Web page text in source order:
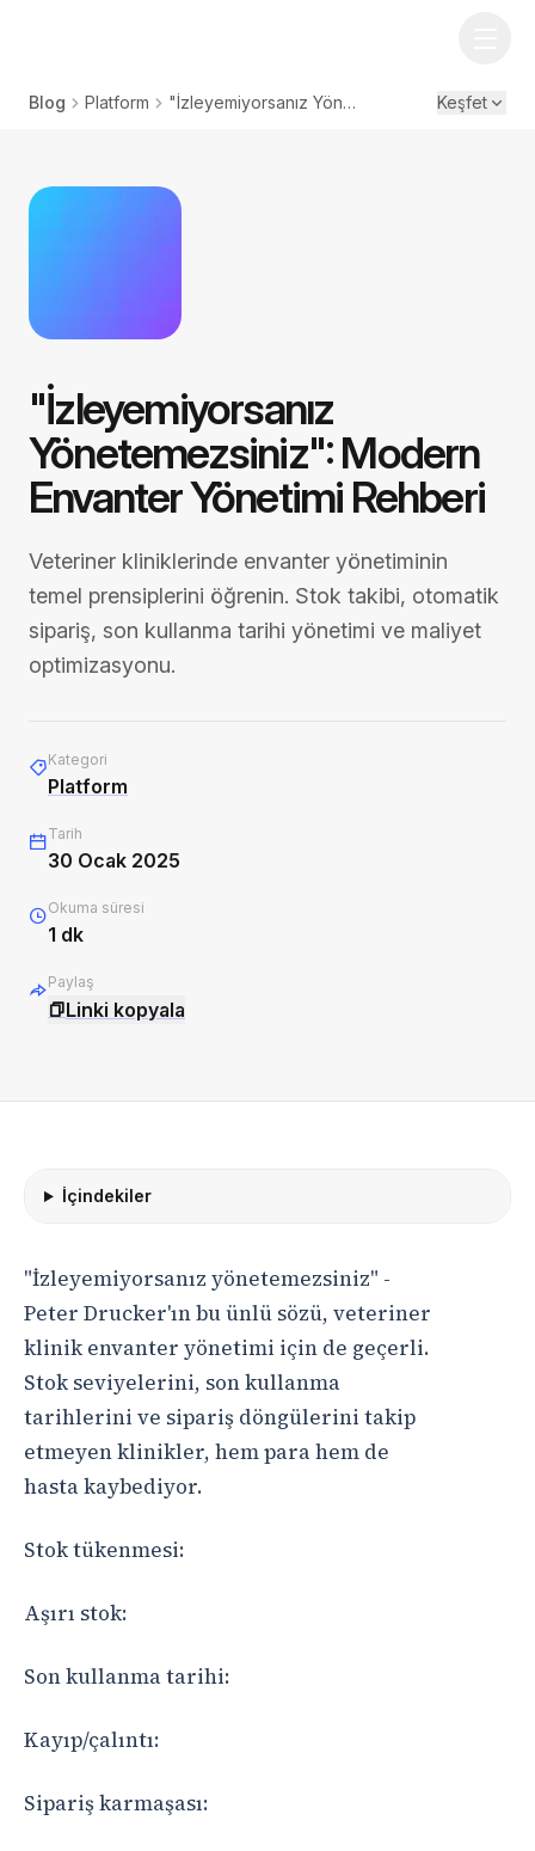
Blog Platform "İzleyemiyorsanız Yönetemezsiniz": Modern Envanter Yönetimi Rehberi Keşfet
"İzleyemiyorsanız
Yönetemezsiniz": Modern
Envanter Yönetimi Rehberi
Veteriner kliniklerinde envanter yönetiminin
temel prensiplerini öğrenin. Stok takibi, otomatik
sipariş, son kullanma tarihi yönetimi ve maliyet
optimizasyonu.
Kategori
Platform
Tarih
30 Ocak 2025
Okuma süresi
1 dk
Paylaş
Linki kopyala
İçindekiler
"İzleyemiyorsanız yönetemezsiniz" -
Peter Drucker'ın bu ünlü sözü, veteriner
klinik envanter yönetimi için de geçerli.
Stok seviyelerini, son kullanma
tarihlerini ve sipariş döngülerini takip
etmeyen klinikler, hem para hem de
hasta kaybediyor.
Stok tükenmesi:
Aşırı stok:
Son kullanma tarihi:
Kayıp/çalıntı:
Sipariş karmaşası: